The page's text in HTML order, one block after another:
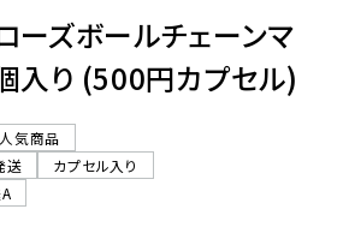
7659
ーズボールチェーンマ
入り (500円カプセル)
人気商品
送
カプセル入り